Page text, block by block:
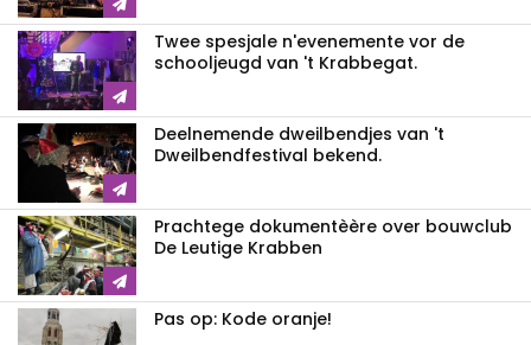
Twee spesjale n'evenemente vor de
schooljeugd van 't Krabbegat.
Deelnemende dweilbendjes van 't
Dweilbendfestival bekend.
Prachtege dokumentèère over bouwclub
De Leutige Krabben
Pas op: Kode oranje!